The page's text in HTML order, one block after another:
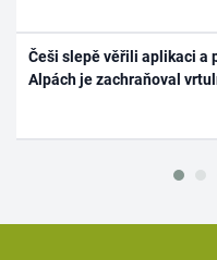
Češi slepě věřili aplikaci a
Alpách je zachraňoval